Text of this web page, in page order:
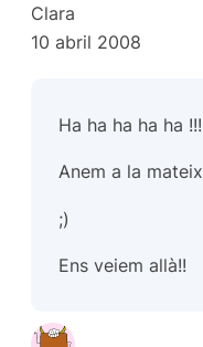
Clara
10 abril 2008
Ha ha ha ha ha
Anem a la
;)
Ens veiem allà!!